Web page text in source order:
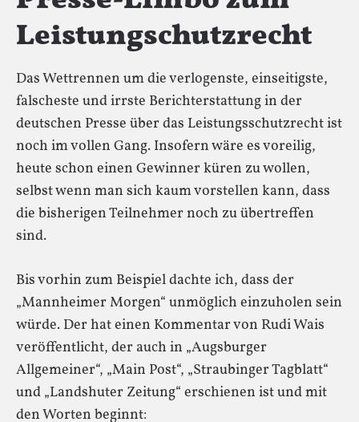
Leistungschutzrecht
Das Wettrennen um die verlogenste, einseitigste,
falscheste und irrste Berichterstattung in der
deutschen Presse über das Leistungsschutzrecht ist
noch im vollen Gang. Insofern wäre es voreilig,
heute schon einen Gewinner küren zu wollen,
selbst wenn man sich kaum vorstellen kann, dass
die bisherigen Teilnehmer noch zu übertreffen
sind.
Bis vorhin zum Beispiel dachte ich, dass der
„Mannheimer Morgen“ unmöglich einzuholen sein
würde. Der hat einen Kommentar von Rudi Wais
veröffentlicht, der auch in „Augsburger
Allgemeiner“, „Main Post“, „Straubinger Tagblatt“
und „Landshuter Zeitung“ erschienen ist und mit
den Worten beginnt: